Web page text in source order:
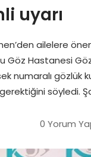
uyarı
ailelere
Göz Hastanesi
numaralı gözlük
söyledi.
0 Yorum